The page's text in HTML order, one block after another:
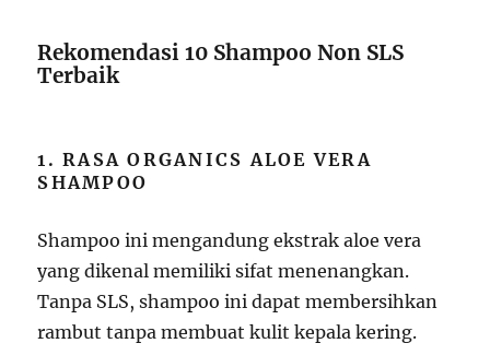
Rekomendasi 10 Shampoo Non SLS
Terbaik
1. RASA ORGANICS ALOE VERA
SHAMPOO
Shampoo ini mengandung ekstrak aloe vera
yang dikenal memiliki sifat menenangkan.
Tanpa SLS, shampoo ini dapat membersihkan
rambut tanpa membuat kulit kepala kering.